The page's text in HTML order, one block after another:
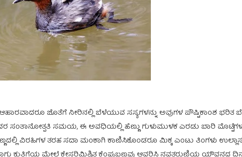
ಜೊತೆಗೆ ನೀರಿನಲ್ಲಿ ಬೆಳೆಯುವ ಸಸ್ಯಗಳನ್ನು ಅವುಗಳ ಪೌಷ್ಟಿಕಾಂಶ ಭರಿತ
ಸಮಯ, ಈ ಅವಧಿಯಲ್ಲಿ ಹೆಣ್ಣು ಗುಳುಮುಳಕ ಎರಡು ಬಾರಿ
ವಿರಹಿಗಳ ತರಹ ಸದಾ ಮಂಕಾಗಿ ಕಾಣಿಸಿಕೊಂಡರೂ ಮಿಕ್ಕ ಎಂಟು ತಿಂಗಳು